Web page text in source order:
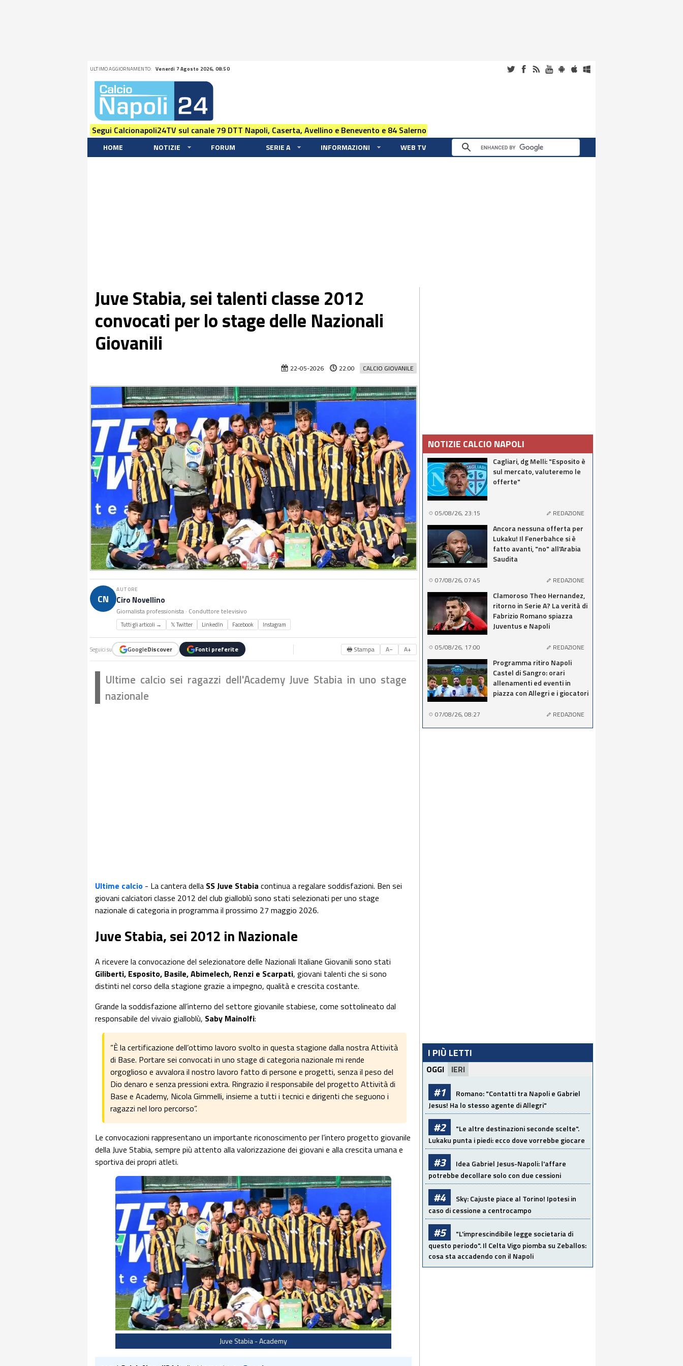
ULTIMO AGGIORNAMENTO: Venerdi 7 Agosto 2026, 08:50
Segui Calcionapoli24TV sul canale 79 DTT Napoli, Caserta, Avellino e Benevento e 84 Salerno
HOME NOTIZIE FORUM SERIE A INFORMAZIONI WEB TV
Juve Stabia, sei talenti classe 2012
convocati per lo stage delle Nazionali
Giovanili
CALCIO GIOVANILE
22-05-2026 22:00
CN
AUTORE
Ciro Novellino
Giornalista professionista · Conduttore televisivo
Tutti gli articoli → 𝕏 Twitter LinkedIn Facebook Instagram
Seguici su GoogleDiscover Fonti preferite 🖶 Stampa A− A+
Ultime calcio sei ragazzi dell'Academy Juve Stabia in uno stage
nazionale
Ultime calcio - La cantera della SS Juve Stabia continua a regalare soddisfazioni. Ben sei
giovani calciatori classe 2012 del club gialloblù sono stati selezionati per uno stage
nazionale di categoria in programma il prossimo 27 maggio 2026.
Juve Stabia, sei 2012 in Nazionale
A ricevere la convocazione del selezionatore delle Nazionali Italiane Giovanili sono stati
Giliberti, Esposito, Basile, Abimelech, Renzi e Scarpati, giovani talenti che si sono
distinti nel corso della stagione grazie a impegno, qualità e crescita costante.
Grande la soddisfazione all’interno del settore giovanile stabiese, come sottolineato dal
responsabile del vivaio gialloblù, Saby Mainolfi:
“È la certificazione dell’ottimo lavoro svolto in questa stagione dalla nostra Attività
di Base. Portare sei convocati in uno stage di categoria nazionale mi rende
orgoglioso e avvalora il nostro lavoro fatto di persone e progetti, senza il peso del
Dio denaro e senza pressioni extra. Ringrazio il responsabile del progetto Attività di
Base e Academy, Nicola Gimmelli, insieme a tutti i tecnici e dirigenti che seguono i
ragazzi nel loro percorso”.
Le convocazioni rappresentano un importante riconoscimento per l’intero progetto giovanile
della Juve Stabia, sempre più attento alla valorizzazione dei giovani e alla crescita umana e
sportiva dei propri atleti.
Juve Stabia - Academy
NOTIZIE CALCIO NAPOLI
Cagliari, dg Melli: "Esposito è
sul mercato, valuteremo le
offerte"
05/08/26, 23:15 REDAZIONE
Ancora nessuna offerta per
Lukaku! Il Fenerbahce si è
fatto avanti, "no" all'Arabia
Saudita
07/08/26, 07:45 REDAZIONE
Clamoroso Theo Hernandez,
ritorno in Serie A? La verità di
Fabrizio Romano spiazza
Juventus e Napoli
05/08/26, 17:00 REDAZIONE
Programma ritiro Napoli
Castel di Sangro: orari
allenamenti ed eventi in
piazza con Allegri e i giocatori
07/08/26, 08:27 REDAZIONE
I PIÙ LETTI
OGGI IERI
#1
Romano: "Contatti tra Napoli e Gabriel
Jesus! Ha lo stesso agente di Allegri"
#2
"Le altre destinazioni seconde scelte".
Lukaku punta i piedi: ecco dove vorrebbe giocare
#3
Idea Gabriel Jesus-Napoli: l'affare
potrebbe decollare solo con due cessioni
#4
Sky: Cajuste piace al Torino! Ipotesi in
caso di cessione a centrocampo
#5
"L'imprescindibile legge societaria di
questo periodo". Il Celta Vigo piomba su Zeballos:
cosa sta accadendo con il Napoli